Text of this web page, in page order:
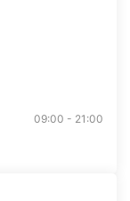
09:00 - 21:00